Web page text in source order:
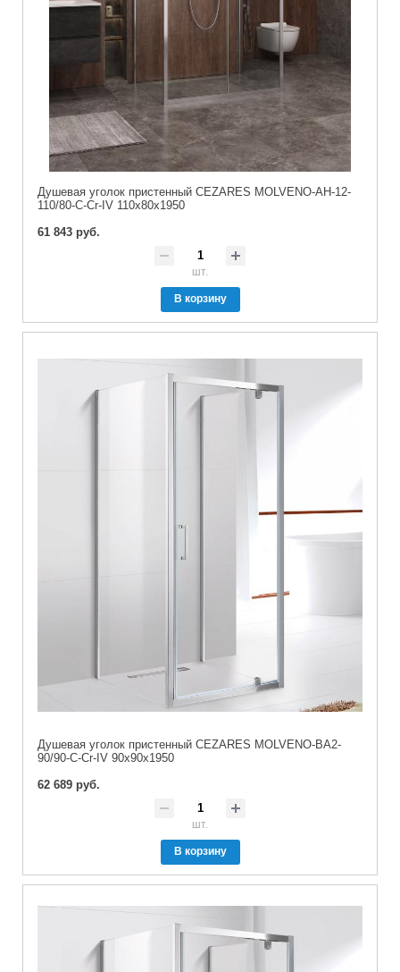
Душевая уголок пристенный CEZARES MOLVENO-AH-12-
110/80-C-Cr-IV 110x80x1950
61 843 руб.
шт.
В корзину
Душевая уголок пристенный CEZARES MOLVENO-BA2-
90/90-C-Cr-IV 90x90x1950
62 689 руб.
шт.
В корзину